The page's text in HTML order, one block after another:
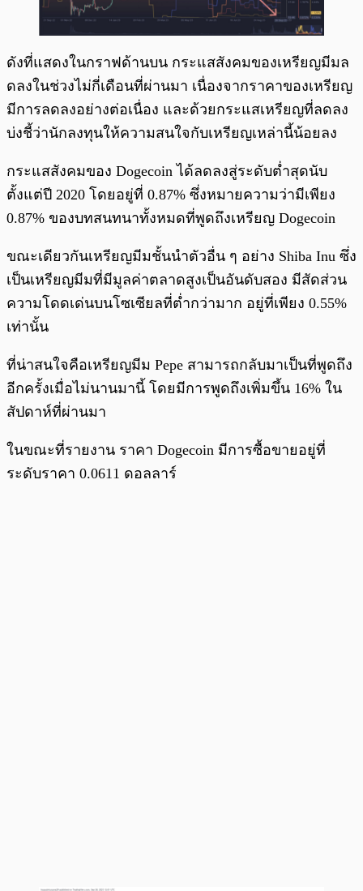
ดังที่แสดงในกราฟด้านบน กระแสสังคมของเหรียญมีมล
ดลงในช่วงไม่กี่เดือนที่ผ่านมา เนื่องจากราคาของเหรียญ
มีการลดลงอย่างต่อเนื่อง และด้วยกระแสเหรียญที่ลดลง
บ่งชี้ว่านักลงทุนให้ความสนใจกับเหรียญเหล่านี้น้อยลง
กระแสสังคมของ Dogecoin ได้ลดลงสู่ระดับต่ำสุดนับ
ตั้งแต่ปี 2020 โดยอยู่ที่ 0.87% ซึ่งหมายความว่ามีเพียง
0.87% ของบทสนทนาทั้งหมดที่พูดถึงเหรียญ Dogecoin
ขณะเดียวกันเหรียญมีมชั้นนำตัวอื่น ๆ อย่าง Shiba Inu ซึ่ง
เป็นเหรียญมีมที่มีมูลค่าตลาดสูงเป็นอันดับสอง มีสัดส่วน
ความโดดเด่นบนโซเซียลที่ต่ำกว่ามาก อยู่ที่เพียง 0.55%
เท่านั้น
ที่น่าสนใจคือเหรียญมีม Pepe สามารถกลับมาเป็นที่พูดถึง
อีกครั้งเมื่อไม่นานมานี้ โดยมีการพูดถึงเพิ่มขึ้น 16% ใน
สัปดาห์ที่ผ่านมา
ในขณะที่รายงาน ราคา Dogecoin มีการซื้อขายอยู่ที่
ระดับราคา 0.0611 ดอลลาร์